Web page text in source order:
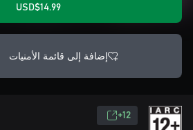
USD$14.99
إضافة إلى قائمة الأمنيات
12+